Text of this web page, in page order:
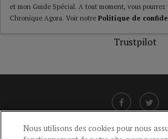
et mon Guide Spécial. A tout moment, vous pourrez
Chronique Agora. Voir notre Politique de
Trustpilot
Nous utilisons des cookies pour nous